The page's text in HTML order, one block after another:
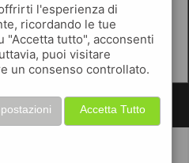
l'esperienza di
ricordando le tue
"Accetta tutto", acconsenti
puoi visitare
un consenso controllato.
Accetta Tutto